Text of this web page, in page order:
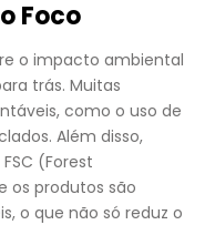
Foco
o impacto ambiental
trás. Muitas
como o uso de
Além disso,
(Forest
os produtos são
o que não só reduz o